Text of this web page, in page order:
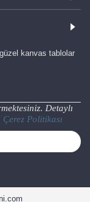
kanvas tablolar
Detaylı
Çerez Politikası